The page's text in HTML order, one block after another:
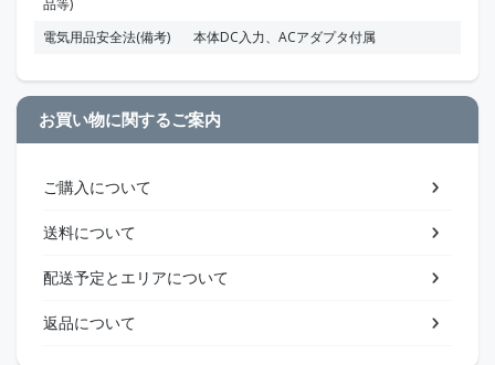
電気用品安全法(備考) 本体DC入力、ACアダプタ付属
お買い物に関するご案内
ご購入について
送料について
配送予定とエリアについて
返品について